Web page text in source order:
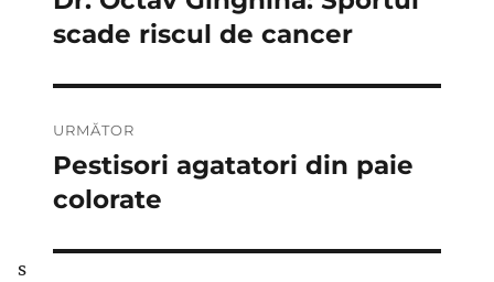
articole
anterior:
scade riscul de cancer
URMĂTOR
Articolul
următor:
Pestisori agatatori din paie
colorate
s